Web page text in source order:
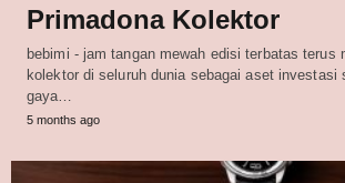
Primadona Kolektor
bebimi - jam tangan mewah edisi terbatas terus
kolektor di seluruh dunia sebagai aset investasi
gaya…
5 months ago